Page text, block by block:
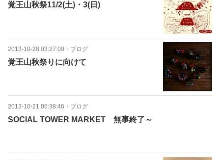
覚王山秋祭11/2(土)・3(日)
2013-10-28 03:27:00 ・ ブログ
覚王山秋祭りに向けて
2013-10-21 05:38:46 ・ ブログ
SOCIAL TOWER MARKET 無事終了～